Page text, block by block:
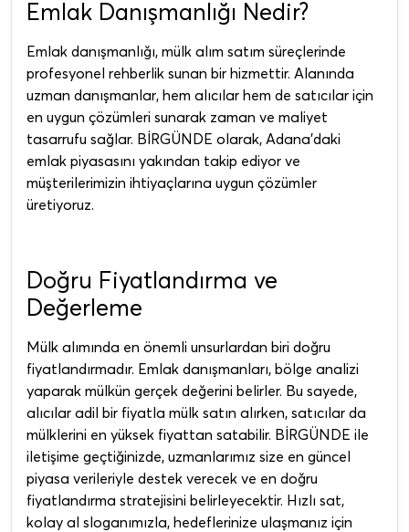
Emlak Danışmanlığı Nedir?
Emlak danışmanlığı, mülk alım satım süreçlerinde
profesyonel rehberlik sunan bir hizmettir. Alanında
uzman danışmanlar, hem alıcılar hem de satıcılar için
en uygun çözümleri sunarak zaman ve maliyet
tasarrufu sağlar. BİRGÜNDE olarak, Adana'daki
emlak piyasasını yakından takip ediyor ve
müşterilerimizin ihtiyaçlarına uygun çözümler
üretiyoruz.
Doğru Fiyatlandırma ve
Değerleme
Mülk alımında en önemli unsurlardan biri doğru
fiyatlandırmadır. Emlak danışmanları, bölge analizi
yaparak mülkün gerçek değerini belirler. Bu sayede,
alıcılar adil bir fiyatla mülk satın alırken, satıcılar da
mülklerini en yüksek fiyattan satabilir. BİRGÜNDE ile
iletişime geçtiğinizde, uzmanlarımız size en güncel
piyasa verileriyle destek verecek ve en doğru
fiyatlandırma stratejisini belirleyecektir. Hızlı sat,
kolay al sloganımızla, hedeflerinize ulaşmanız için